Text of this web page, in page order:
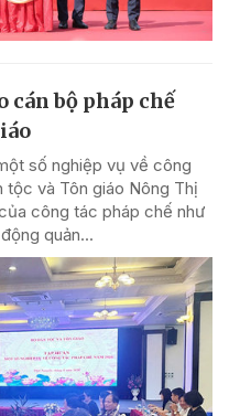
cán bộ pháp chế
số nghiệp vụ về công
và Tôn giáo Nông Thị
công tác pháp chế như
quản...